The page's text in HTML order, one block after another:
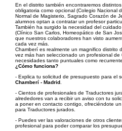
En el distrito también encontraremos
obligatoria como opcional (Colegio Nacional
Normal de Magisterio, Sagrado Corazón de
alumnos optan a contratar un profesor
También ha surgido la necesidad del
(Clínico San Carlos, Homeopático de San
que nuestros colaboradores han visto
cada vez más.
Chamberí es realmente un magnifico distrito
vez más han seleccionado un profesional de
necesidades tanto puntuales como
¿Cómo funciona?
- Explica tu solicitud de presupuesto para el
Chamberí - Madrid
- Cientos de profesionales de Traductores
alrededores van a recibir un aviso con tu
a poner en contacto contigo, ofreciéndote
para Traductores jurados.
- Puedes ver las valoraciones de otros
profesional para poder comparar los